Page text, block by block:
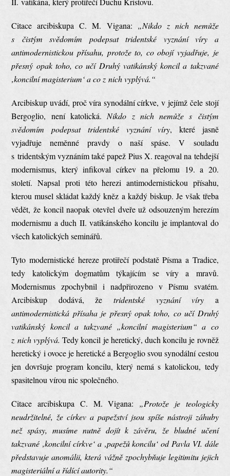
Citace arcibiskupa C. M. Vigana: „Nikdo z nich nemůže
s čistým svědomím podepsat tridentské vyznání víry a
antimodernistickou přísahu, protože to, co obojí vyjadřuje, je
přesný opak toho, co učí Druhý vatikánský koncil a takzvané
‚koncilní magisterium‘ a co z nich vyplývá.“
Arcibiskup uvádí, proč víra synodální církve, v jejímž čele stojí
Bergoglio, není katolická. Nikdo z nich nemůže s čistým
svědomím podepsat tridentské vyznání víry, které jasně
vyjadřuje neměnné pravdy o naší spáse. V souladu
s tridentským vyznáním také papež Pius X. reagoval na tehdejší
modernismus, který infikoval církev na přelomu 19. a 20.
století. Napsal proti této herezi antimodernistickou přísahu,
kterou musel skládat každý kněz a každý biskup. Je však třeba
vědět, že koncil naopak otevřel dveře už odsouzeným herezím
modernismu a duch II. vatikánského koncilu je implantoval do
všech katolických seminářů.
Tyto modernistické hereze protiřečí podstatě Písma a Tradice,
tedy katolickým dogmatům týkajícím se víry a mravů.
Modernismus zpochybnil i nadpřirozeno v Písmu svatém.
Arcibiskup dodává, že tridentské vyznání víry a
antimodernistická přísaha je přesný opak toho, co učí Druhý
vatikánský koncil a takzvané „koncilní magisterium“ a co
z nich vyplývá.Tedy koncil je heretický, duch koncilu je rovněž
heretický i ovoce je heretické a Bergoglio svou synodální cestou
jen dovršuje program koncilu, který nemá s katolickou, tedy
spasitelnou vírou nic společného.
Citace arcibiskupa C. M. Vigana: „Protože je teologicky
neudržitelné, že církev a papežství jsou spíše nástroji záhuby
než spásy, musíme nutně dojít k závěru, že bludné učení
takzvané ‚koncilní církve‘ a ‚papežů koncilu‘ od Pavla VI. dále
představuje anomálii, která vážně zpochybňuje legitimitu jejich
magisteriální a řídící autority.“